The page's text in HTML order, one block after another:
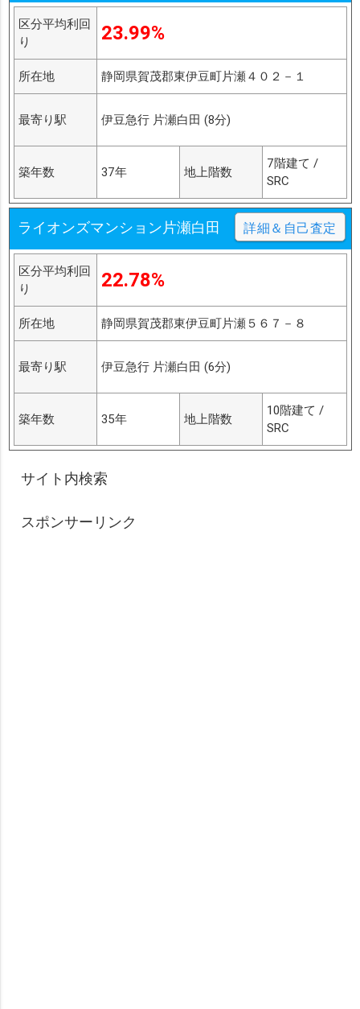
区分平均利回
り
23.99%
所在地 静岡県賀茂郡東伊豆町片瀬４０２－１
最寄り駅 伊豆急行 片瀬白田 (8分)
築年数 37年 地上階数
7階建て /
SRC
ライオンズマンション片瀬白田 詳細＆自己査定
区分平均利回
り
22.78%
所在地 静岡県賀茂郡東伊豆町片瀬５６７－８
最寄り駅 伊豆急行 片瀬白田 (6分)
築年数 35年 地上階数
10階建て /
SRC
サイト内検索
スポンサーリンク